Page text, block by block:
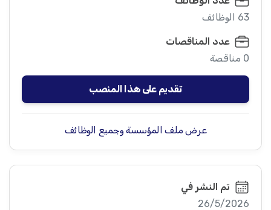
63 الوظائف
عدد المناقصات
0 مناقصة
تقديم على هذا المنصب
عرض ملف المؤسسة وجميع الوظائف
تم النشر في
26/5/2026